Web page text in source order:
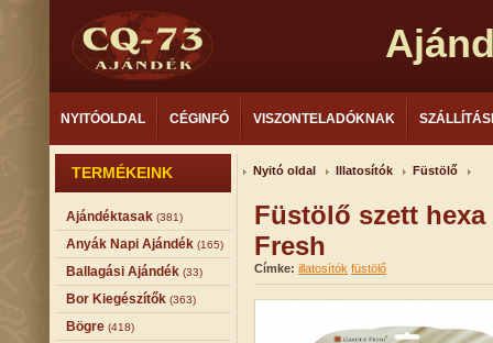
NYITÓOLDAL CÉGINFÓ VISZONTELADÓKNAK
TERMÉKEINK
Ajándéktasak (381)
Anyák Napi Ajándék (165)
Ballagási Ajándék (33)
Bor Kiegészítők (363)
Bögre (418)
Nyitó oldal Illatosítók Füstölő
Füstölő szett
Fresh
Címke: illatosítók füstölő